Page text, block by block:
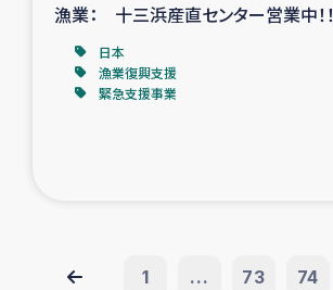
漁業： 十三浜産直センター営業中！！
日本
漁業復興支援
緊急支援事業
1 ... 73 74